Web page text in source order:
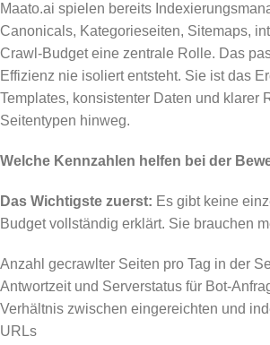
Maato.ai spielen bereits
Canonicals, Kategorieseiten, Sitemaps,
Crawl-Budget eine zentrale Rolle. Das
Effizienz nie isoliert entsteht. Sie ist das
Templates, konsistenter Daten und klarer
Seitentypen hinweg.
Welche Kennzahlen helfen bei der
Das Wichtigste zuerst: Es gibt keine
Budget vollständig erklärt. Sie brauchen
Anzahl gecrawlter Seiten pro Tag in der
Antwortzeit und Serverstatus für Bot-
Verhältnis zwischen eingereichten und
URLs